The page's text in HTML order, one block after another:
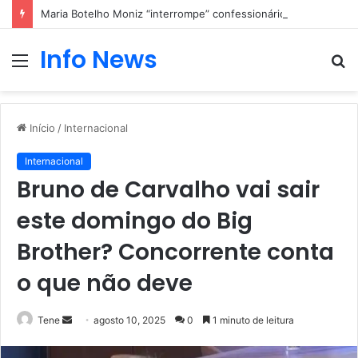
Maria Botelho Moniz “interrompe” confessionário
Menu
Info News
Início / Internacional
Internacional
Bruno de Carvalho vai sair
este domingo do Big
Brother? Concorrente conta
o que não deve
Tene
Mandeagosto 10, 2025 0 1 minuto de leitura